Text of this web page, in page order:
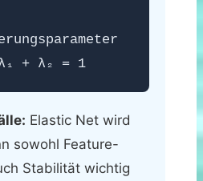
+ λ₂ = 1
Elastic Net wird
sowohl Feature-
Stabilität wichtig